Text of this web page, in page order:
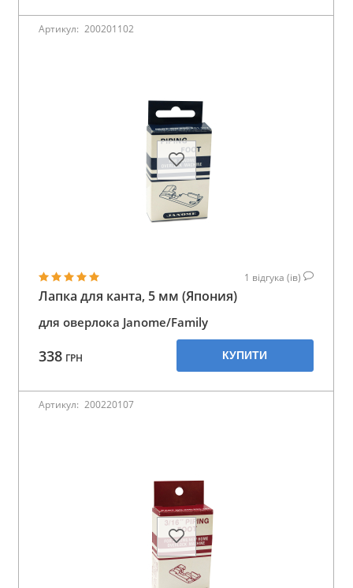
Артикул: 200201102
1 відгука (ів)
Лапка для канта, 5 мм (Япония)
для оверлока Janome/Family
338 ГРН КУПИТИ
Артикул: 200220107